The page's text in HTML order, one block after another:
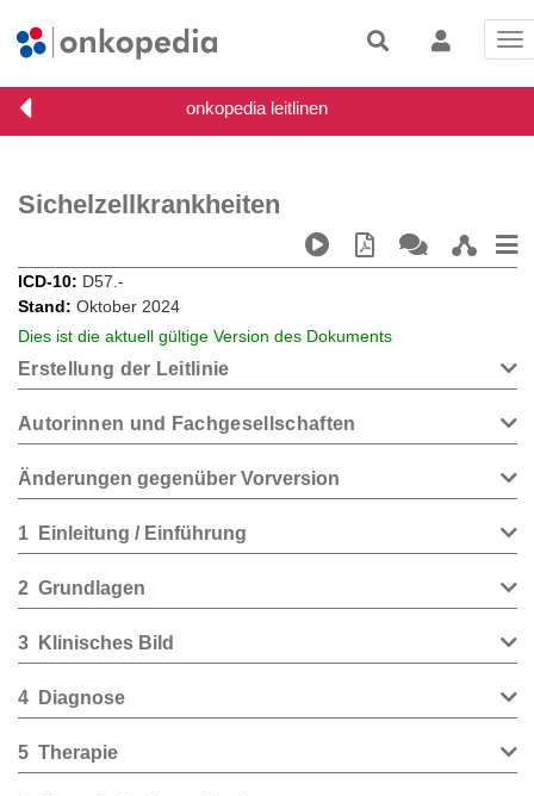
Sichelzellkrankheiten
ICD-10
D57.-
Stand
Oktober 2024
Dies ist die aktuell gültige Version des Dokuments
Erstellung der Leitlinie
Autorinnen und Fachgesellschaften
Änderungen gegenüber Vorversion
1 Einleitung / Einführung
2 Grundlagen
3 Klinisches Bild
4 Diagnose
5 Therapie